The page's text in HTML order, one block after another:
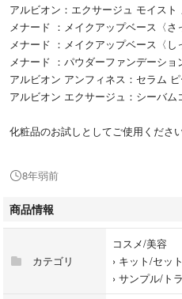
アルビオン：エクサージュ モイス
メナード ：メイクアップベース〈さ
メナード ：メイクアップベース〈し
メナード ：パウダーファンデーショ
アルビオン アンフィネス：セラム
アルビオン エクサージュ：シーバ
化粧品のお試しとしてご使用ください
毛穴ケア用です。
8年弱前
商品情報
カテゴリ
コスメ/美容
› キット/セット
› サンプル/ト